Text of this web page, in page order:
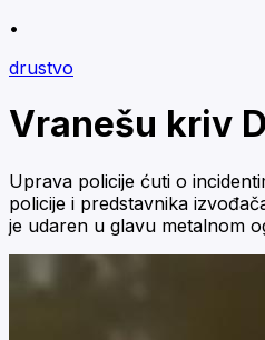
•
drustvo
Vranešu kriv
Uprava policije ćuti o
policije i predstavnika
je udaren u glavu metalnom